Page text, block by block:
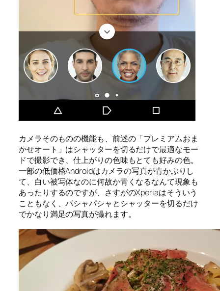
カメラそのものの機能も、前述の「プレミアムおま
かせオート」はシャッターを切るだけで最適なモー
ドで撮影でき、仕上がりの色味もとても好みの色。
一部の低価格Androidはカメラの写真が青かぶりし
て、白い被写体なのに何故か青くなるなんて現象も
あったりするのですが、さすがのXperiaはそういう
こともなく、パシャパシャとシャッターを切るだけ
でかなり満足の写真が撮れます。